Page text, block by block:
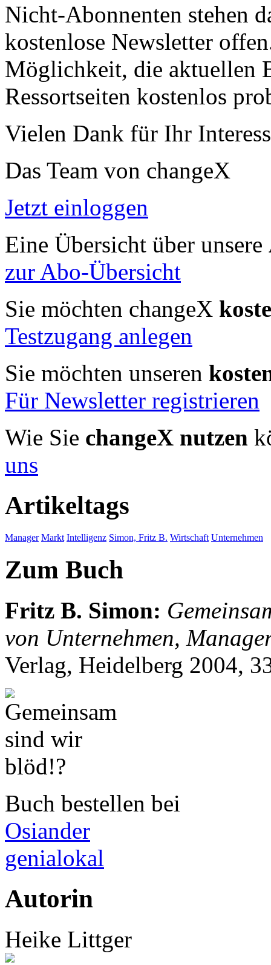
Nicht-Abonnenten stehen
kostenlose Newsletter
Möglichkeit, die aktuellen
Ressortseiten kostenlos
Vielen Dank für Ihr
Das Team von changeX
Jetzt einloggen
Eine Übersicht über unsere
zur Abo-Übersicht
Sie möchten changeX
Testzugang anlegen
Sie möchten unseren
Für Newsletter registrieren
Wie Sie changeX nutzen
uns
Artikeltags
Manager Markt Intelligenz Simon, Fritz B. Wirtschaft Unternehmen
Zum Buch
Fritz B. Simon:
von Unternehmen,
Verlag, Heidelberg 2004,
Buch bestellen bei
Osiander
genialokal
Autorin
Heike Littger